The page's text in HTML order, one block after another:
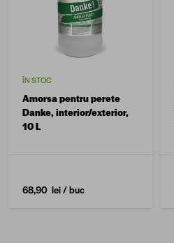
ÎN STOC
Amorsa pentru perete
Danke, interior/exterior,
10 L
68,90 lei/ buc